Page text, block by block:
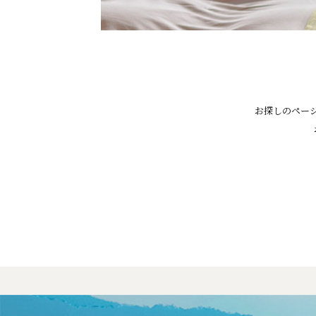
お探しのペー